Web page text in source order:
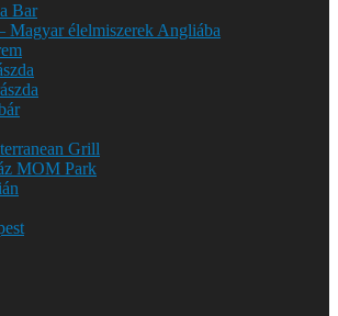
Bar
Magyar élelmiszerek Angliába
Grill
MOM Park